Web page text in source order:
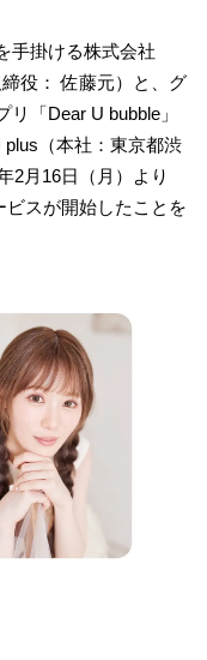
手掛ける株式会社
役： 佐藤元）と、グ
「Dear U bubble」
（本社：東京都渋
2月16日（月）より
ビスが開始したことを